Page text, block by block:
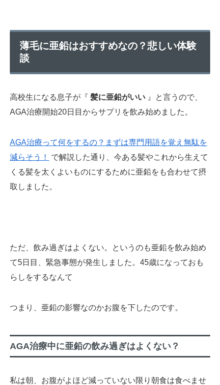
薄毛に亜鉛はおすすめなの？悲しい体験
談
高校生になる息子が『 髪に亜鉛がいい 』と言うので、
AGA治療開始20日目からサプリを飲み始めました。
AGA治療って何をするの？まずは専門用語を覚え無駄を
減らそう！
で解説した通り、今ある髪やこれから生えて
くる髪を太くよいものにするために亜鉛をも合わせて摂
取しました。
ただ、飲み過ぎはよくない。というのも亜鉛を飲み始め
て5日目、緊急事態が発生しました。45歳になっておも
らしをするなんて
つまり、亜鉛の影響なのかお腹を下したのです。
AGA治療中に亜鉛の飲み過ぎはよくない？
私は朝、お腹がよほど減っていない限り朝食は食べませ